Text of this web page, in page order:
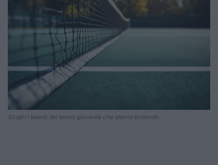
Scopri i talenti del tennis giovanile che stanno brillando.